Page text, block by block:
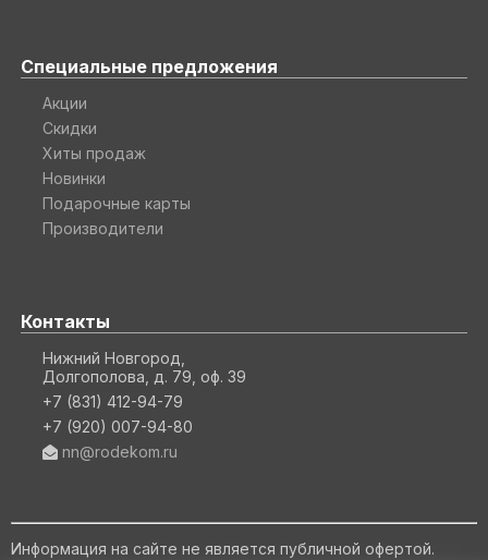
Специальные предложения
Акции
Скидки
Хиты продаж
Новинки
Подарочные карты
Производители
Контакты
Нижний Новгород,
Долгополова, д. 79, оф. 39
+7 (831) 412-94-79
+7 (920) 007-94-80
nn@rodekom.ru
Информация на сайте не является публичной офертой.